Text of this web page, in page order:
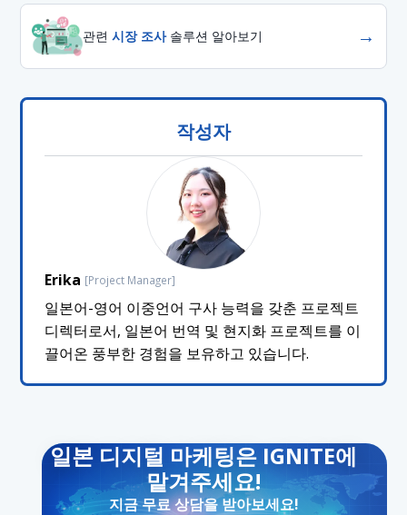
관련시장 조사솔루션 알아보기 →
작성자
Erika [Project Manager]
일본어-영어 이중언어 구사 능력을 갖춘 프로젝트
디렉터로서, 일본어 번역 및 현지화 프로젝트를 이
끌어온 풍부한 경험을 보유하고 있습니다.
일본 디지털 마케팅은 IGNITE에
맡겨주세요!
지금 무료 상담을 받아보세요!